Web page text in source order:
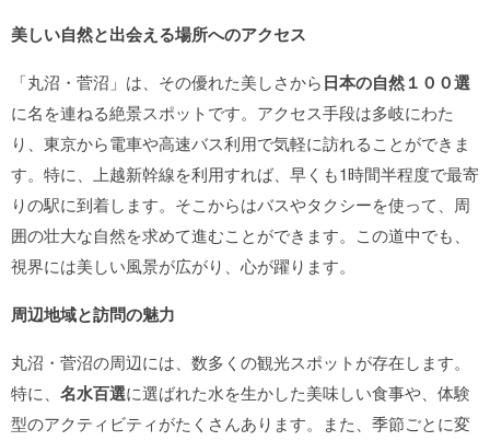
美しい自然と出会える場所へのアクセス
「丸沼・菅沼」は、その優れた美しさから日本の自然１００選
に名を連ねる絶景スポットです。アクセス手段は多岐にわた
り、東京から電車や高速バス利用で気軽に訪れることができま
す。特に、上越新幹線を利用すれば、早くも1時間半程度で最寄
りの駅に到着します。そこからはバスやタクシーを使って、周
囲の壮大な自然を求めて進むことができます。この道中でも、
視界には美しい風景が広がり、心が躍ります。
周辺地域と訪問の魅力
丸沼・菅沼の周辺には、数多くの観光スポットが存在します。
特に、 名水百選に選ばれた水を生かした美味しい食事や、体験
型のアクティビティがたくさんあります。また、季節ごとに変